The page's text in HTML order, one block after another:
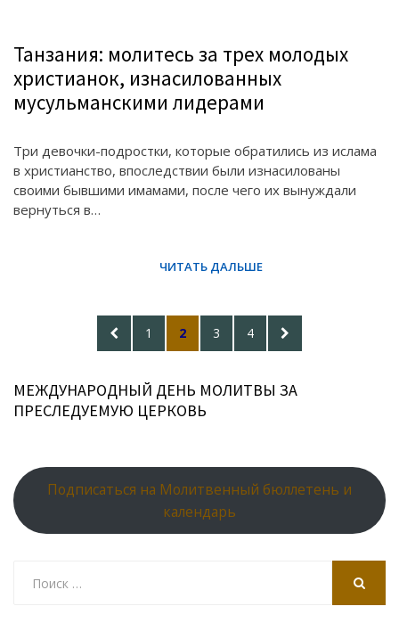
Танзания: молитесь за трех молодых
христианок, изнасилованных
мусульманскими лидерами
Три девочки-подростки, которые обратились из ислама
в христианство, впоследствии были изнасилованы
своими бывшими имамами, после чего их вынуждали
вернуться в…
pagination
PREVIOUS
PAGE
PAGE
1 PAGE
2 PAGE
3 PAGE
4
NEXT
PAGE
МЕЖДУНАРОДНЫЙ ДЕНЬ МОЛИТВЫ ЗА
ПРЕСЛЕДУЕМУЮ ЦЕРКОВЬ
Подписаться на Молитвенный бюллетень и
календарь